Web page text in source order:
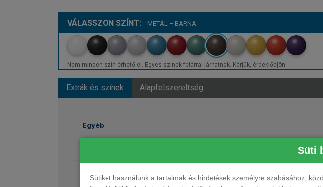
Süti
Sütiket használunk a tartalmak és hirdetések személyre szabásához,
VÁLASSZON SZÍNT: METÁL – BARNA
Nem minden szín érhető el. Egyes színek felárral járhatnak. Kérjük, érdeklődjön.
Extrák és színek Alapfelszereltség
Egyéb